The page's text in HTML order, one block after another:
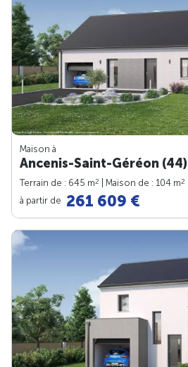
Maison à
Ancenis-Saint-Géréon (44)
Terrain de : 645 m2 | Maison de : 104 m2
à partir de 261 609 €